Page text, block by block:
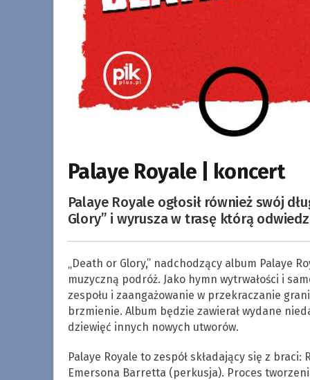
Palaye Royale | koncert
Palaye Royale ogłosił również swój
Glory” i wyrusza w trasę którą
„Death or Glory,” nadchodzący album Palaye
muzyczną podróż. Jako hymn wytrwałości i
zespołu i zaangażowanie w przekraczanie
brzmienie. Album będzie zawierał wydane
dziewięć innych nowych utworów.
Palaye Royale to zespół składający się z
Emersona Barretta (perkusja). Proces